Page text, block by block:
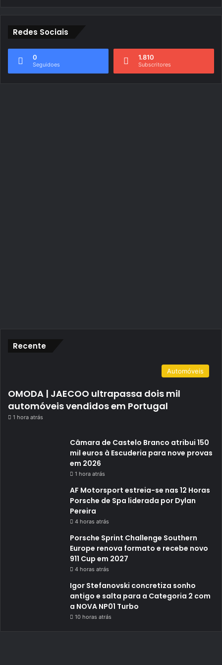
Redes Sociais
0
Seguidoes
1.810
Subscritores
Recente
Automóveis
OMODA | JAECOO ultrapassa dois mil
automóveis vendidos em Portugal
1 hora atrás
Câmara de Castelo Branco atribui 150
mil euros à Escuderia para nove provas
em 2026
1 hora atrás
AF Motorsport estreia-se nas 12 Horas
Porsche de Spa liderada por Dylan
Pereira
4 horas atrás
Porsche Sprint Challenge Southern
Europe renova formato e recebe novo
911 Cup em 2027
4 horas atrás
Igor Stefanovski concretiza sonho
antigo e salta para a Categoria 2 com
a NOVA NP01 Turbo
10 horas atrás